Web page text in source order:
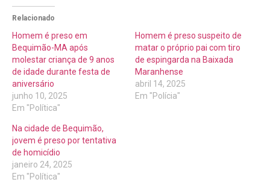
Relacionado
Homem é preso em
Bequimão-MA após
molestar criança de 9 anos
de idade durante festa de
aniversário
junho 10, 2025
Em "Política"
Homem é preso suspeito de
matar o próprio pai com tiro
de espingarda na Baixada
Maranhense
abril 14, 2025
Em "Polícia"
Na cidade de Bequimão,
jovem é preso por tentativa
de homicídio
janeiro 24, 2025
Em "Política"